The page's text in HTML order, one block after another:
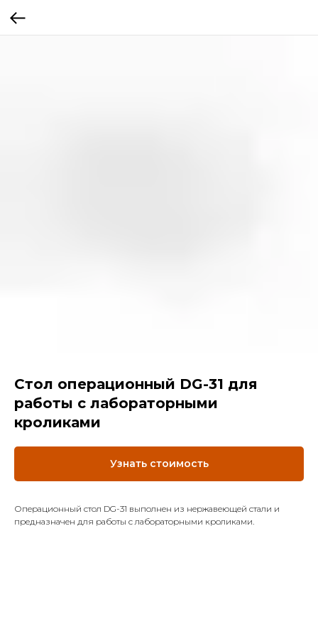
Cтол операционный DG-31 для
работы с лабораторными
кроликами
Узнать стоимость
Операционный стол DG-31 выполнен из нержавеющей стали и
предназначен для работы с лабораторными кроликами.